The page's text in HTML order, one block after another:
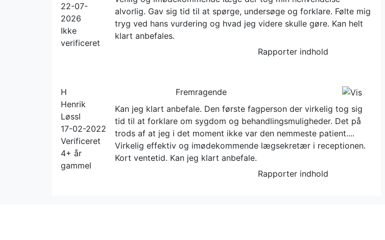
22-07-
2026
Ikke
verificeret
alvorlig. Gav sig tid til at spørge, undersøge og forklare. Følte mig
tryg ved hans vurdering og hvad jeg videre skulle gøre. Kan helt
klart anbefales.
Rapporter indhold
H
Henrik
Løssl
17-02-2022
Verificeret
4+ år
gammel
Fremragende
Kan jeg klart anbefale. Den første fagperson der virkelig tog sig
tid til at forklare om sygdom og behandlingsmuligheder. Det på
trods af at jeg i det moment ikke var den nemmeste patient....
Virkelig effektiv og imødekommende lægsekretær i receptionen.
Kort ventetid. Kan jeg klart anbefale.
Rapporter indhold